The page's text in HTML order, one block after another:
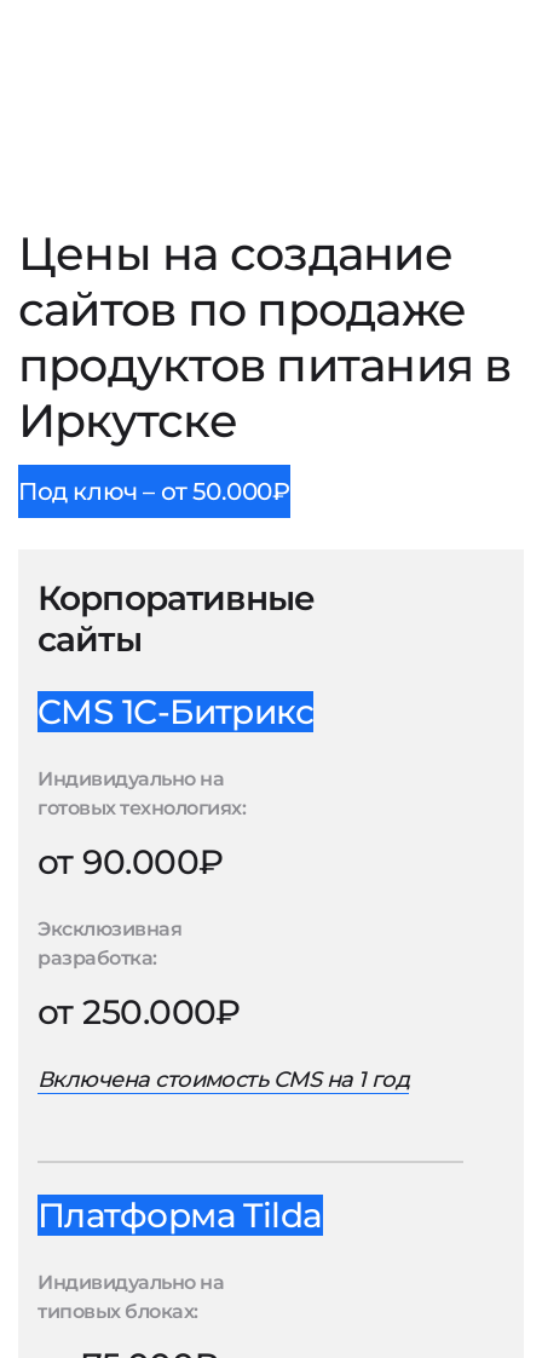
Цены на создание
сайтов по продаже
продуктов питания в
Иркутске
Под ключ – от 50.000₽
Корпоративные
сайты
CMS 1С-Битрикс
Индивидуально на
готовых технологиях:
от 90.000₽
Эксклюзивная
разработка:
от 250.000₽
Включена стоимость CMS на 1 год
Платформа Tilda
Индивидуально на
типовых блоках: